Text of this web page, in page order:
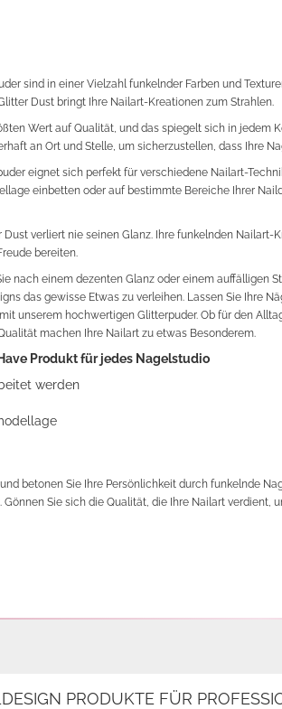
sind in einer Vielzahl funkelnder Farben und
Dust bringt Ihre Nailart-Kreationen zum Strahlen.
Wert auf Qualität, und das spiegelt sich in jedem
an Ort und Stelle, um sicherzustellen, dass Ihre
eignet sich perfekt für verschiedene Nailart-
einbetten oder auf bestimmte Bereiche Ihrer
Dust verliert nie seinen Glanz. Ihre funkelnden Nailart-
bereiten.
nach einem dezenten Glanz oder einem auffälligen
das gewisse Etwas zu verleihen. Lassen Sie Ihre
unserem hochwertigen Glitterpuder. Ob für den
machen Ihre Nailart zu etwas Besonderem.
Produkt für jedes Nagelstudio
werden
betonen Sie Ihre Persönlichkeit durch funkelnde
Sie sich die Qualität, die Ihre Nailart verdient,
PRODUKTE FÜR